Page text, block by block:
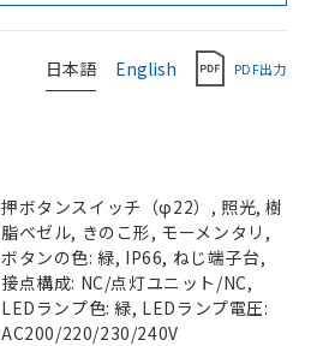
日本語 English PDF出力
押ボタンスイッチ（φ22）, 照光, 樹
脂ベゼル, きのこ形, モーメンタリ,
ボタンの色: 緑, IP66, ねじ端子台,
接点構成: NC/点灯ユニット/NC,
LEDランプ色: 緑, LEDランプ電圧:
AC200/220/230/240V